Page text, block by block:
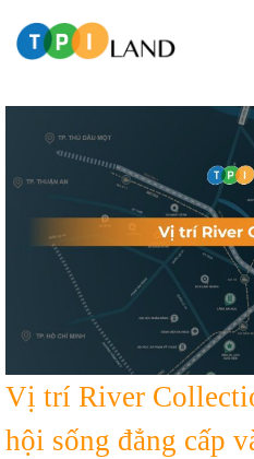
Vị trí River
hội sống đẳng cấp